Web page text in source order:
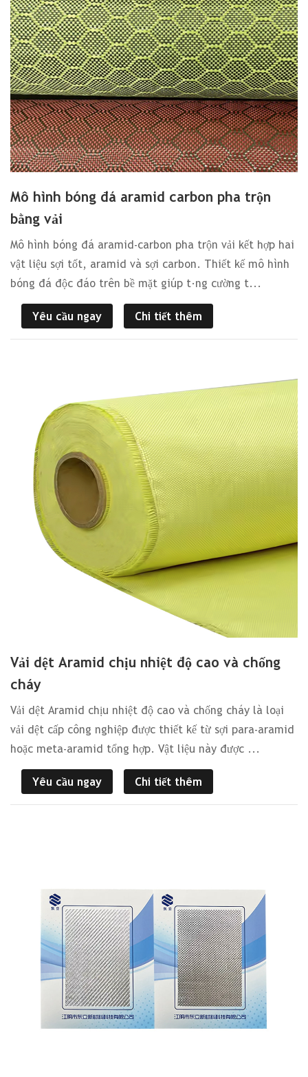
Mô hình bóng đá aramid carbon pha trộn
bằng vải
Mô hình bóng đá aramid-carbon pha trộn vải kết hợp hai
vật liệu sợi tốt, aramid và sợi carbon. Thiết kế mô hình
bóng đá độc đáo trên bề mặt giúp tăng cường t...
Yêu cầu ngay Chi tiết thêm
Vải dệt Aramid chịu nhiệt độ cao và chống
cháy
Vải dệt Aramid chịu nhiệt độ cao và chống cháy là loại
vải dệt cấp công nghiệp được thiết kế từ sợi para-aramid
hoặc meta-aramid tổng hợp. Vật liệu này được ...
Yêu cầu ngay Chi tiết thêm